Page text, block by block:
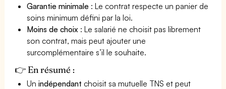
Garantie minimale : Le contrat respecte un panier de
soins minimum défini par la loi.
Moins de choix : Le salarié ne choisit pas librement
son contrat, mais peut ajouter une
surcomplémentaire s’il le souhaite.
👉 En résumé :
Unindépendant choisit sa mutuelle TNS et peut